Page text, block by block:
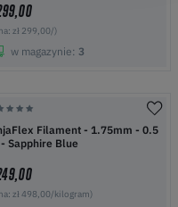
zł 299,00/)
w magazynie: 3
Filament - 1.75mm - 0.5
Sapphire Blue
zł 498,00/kilogram)